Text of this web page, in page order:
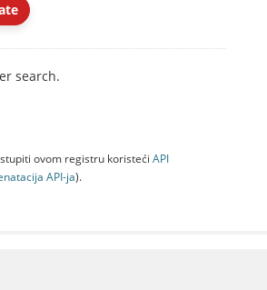
search.
ovom registru koristeći API
API-jа).